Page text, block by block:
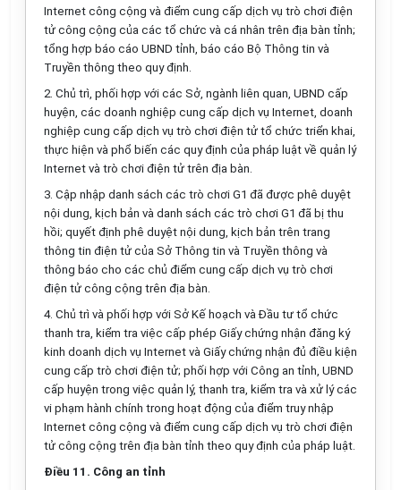
Internet công cộng và điểm cung cấp dịch vụ trò chơi điện
tử công cộng của các tổ chức và cá nhân trên địa bàn tỉnh;
tổng hợp báo cáo UBND tỉnh, báo cáo Bộ Thông tin và
Truyền thông theo quy định.
2. Chủ trì, phối hợp với các Sở, ngành liên quan, UBND cấp
huyện, các doanh nghiệp cung cấp dịch vụ Internet, doanh
nghiệp cung cấp dịch vụ trò chơi điện tử tổ chức triển khai,
thực hiện và phổ biến các quy định của pháp luật về quản lý
Internet và trò chơi điện tử trên địa bàn.
3. Cập nhập danh sách các trò chơi G1 đã được phê duyệt
nội dung, kịch bản và danh sách các trò chơi G1 đã bị thu
hồi; quyết định phê duyệt nội dung, kịch bản trên trang
thông tin điện tử của Sở Thông tin và Truyền thông và
thông báo cho các chủ điểm cung cấp dịch vụ trò chơi
điện tử công cộng trên địa bàn.
4. Chủ trì và phối hợp với Sở Kế hoạch và Đầu tư tổ chức
thanh tra, kiểm tra việc cấp phép Giấychứng nhận đăng ký
kinh doanh dịch vụ Internet và Giấy chứng nhận đủ điều kiện
cung cấp trò chơi điện tử; phối hợp với Công an tỉnh, UBND
cấp huyện trong việc quản lý, thanh tra, kiểm tra và xử lý các
vi phạm hành chính trong hoạt động của điểm truy nhập
Internet công cộng và điểm cung cấp dịch vụ trò chơi điện
tử công cộng trên địa bàn tỉnh theo quy định của pháp luật.
Điều 11. Công an tỉnh